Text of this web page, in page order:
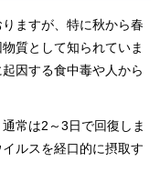
ますが、特に秋から春
質として知られていま
因する食中毒や人から
常は2～3日で回復しま
ルスを経口的に摂取す